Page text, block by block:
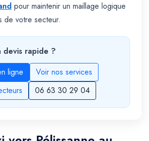
pour maintenir un maillage logique
de votre secteur.
devis rapide ?
ligne
Voir nos services
06 63 30 29 04